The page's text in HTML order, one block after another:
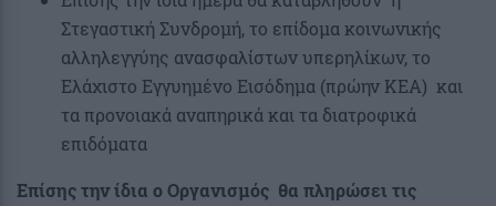
Στεγαστική Συνδρομή, το επίδομα κοινωνικής
αλληλεγγύης ανασφαλίστων υπερηλίκων, το
Ελάχιστο Εγγυημένο Εισόδημα (πρώην ΚΕΑ) και
τα προνοιακά αναπηρικά και τα διατροφικά
επιδόματα
Επίσης την ίδια ο Οργανισμός θα πληρώσει τις